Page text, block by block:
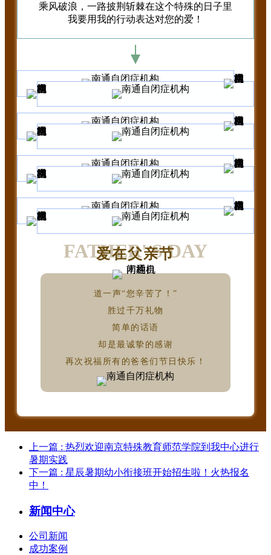
乘风破浪，一路披荆斩棘在这个特殊的日子里
我要用我的行动表达对您的爱！
FATHER' S DAY
爱在父亲节
道一声“您辛苦了！”
胜过千万礼物
简单的话语
却是最诚挚的感谢
再次祝福所有的爸爸们节日快乐！
上一篇 : 热烈欢迎南京特殊教育师范学院到我中心进行
暑期实践
下一篇 : 星辰暑期幼小衔接班开始招生啦！火热报名
中！
新闻中心
公司新闻
成功案例